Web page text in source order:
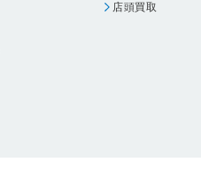
店頭買取